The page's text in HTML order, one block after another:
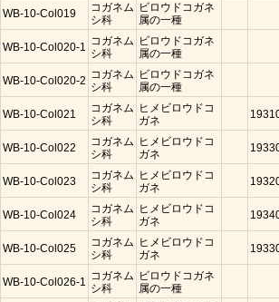
WB-10-Col019
コガネム
シ科
ビロウドコガネ
属の一種
WB-10-Col020-1 コガネム
シ科
ビロウドコガネ
属の一種
WB-10-Col020-2 コガネム
シ科
ビロウドコガネ
属の一種
WB-10-Col021
コガネム
シ科
ヒメビロウドコ
ガネ
WB-10-Col022
コガネム
シ科
ヒメビロウドコ
ガネ
WB-10-Col023
コガネム
シ科
ヒメビロウドコ
ガネ
WB-10-Col024
コガネム
シ科
ヒメビロウドコ
ガネ
WB-10-Col025
コガネム
シ科
ヒメビロウドコ
ガネ
WB-10-Col026-1 コガネム
シ科
ビロウドコガネ
属の一種